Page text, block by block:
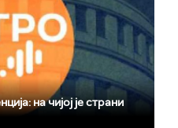
на чијој је страни